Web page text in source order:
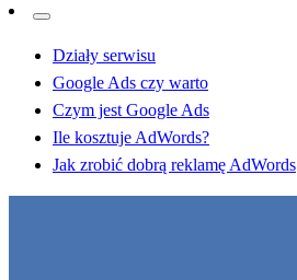
Działy serwisu
Google Ads czy warto
Czym jest Google Ads
Ile kosztuje AdWords?
Jak zrobić dobrą reklamę AdWords